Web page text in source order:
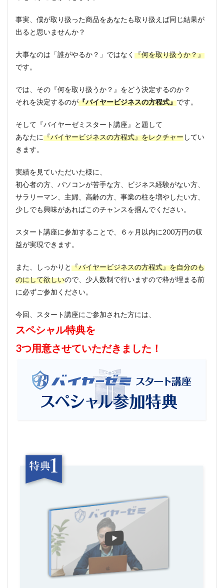
事実、僕が取り扱った商品をあなたも取り扱えば同じ結果が
出ると思いませんか？
大事なのは「誰がやるか？」ではなく 『何を取り扱うか？』
です。
では、その『何を取り扱うか？』をどう決定するのか？
それを決定するのが『バイヤービジネスの方程式』です。
そして『バイヤーゼミスタート講座』と題して
あなたに『バイヤービジネスの方程式』をレクチャーしてい
きます。
実績を見ていただいた様に、
初心者の方、パソコンが苦手な方、ビジネス経験がない方、
サラリーマン、主婦、高齢の方、事業の柱を増やしたい方、
少しでも興味があればこのチャンスを掴んでください。
スタート講座に参加することで、６ヶ月以内に200万円の収
益が実現できます。
また、しっかりと『バイヤービジネスの方程式』を自分のも
のにして欲しいので、少人数制で行いますので枠が埋まる前
に必ずご参加ください。
今回、スタート講座にご参加された方には、
スペシャル特典を
3つ用意させていただきました！